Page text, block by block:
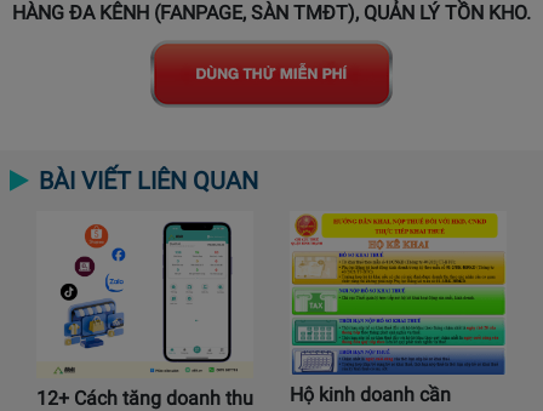
HÀNG ĐA KÊNH (FANPAGE, SÀN TMĐT), QUẢN LÝ TỒN KHO.
BÀI VIẾT LIÊN QUAN
12+ Cách tăng doanh thu
Hộ kinh doanh cần